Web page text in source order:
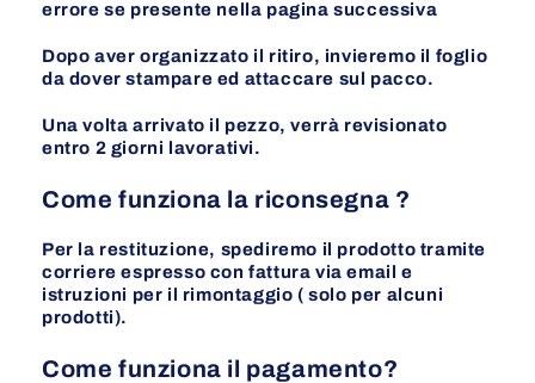
errore se presente nella paginasuccessiva
Dopo aver organizzato il ritiro, invieremo il foglio
da dover stampare ed attaccare sul pacco.
Una volta arrivato il pezzo, verrà revisionato
entro 2 giorni lavorativi.
Come funziona la riconsegna ?
Per la restituzione, spediremo il prodotto tramite
corriere espresso con fattura via email e
istruzioni per il rimontaggio ( solo per alcuni
prodotti).
Come funziona il pagamento?